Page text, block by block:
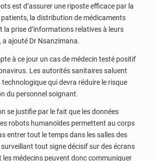
est d’assurer une riposte efficace par la
la distribution de médicaments
la prise d’informations relatives à leurs
a ajouté Dr Nsanzimana.
à ce jour un cas de médecin testé positif
Les autorités sanitaires saluent
qui devra réduire le risque
du personnel soignant.
se justifie par le fait que les données
robots humanoïdes permettent au corps
entrer tout le temps dans les salles des
tout signe décisif sur des écrans
les médecins peuvent donc communiquer